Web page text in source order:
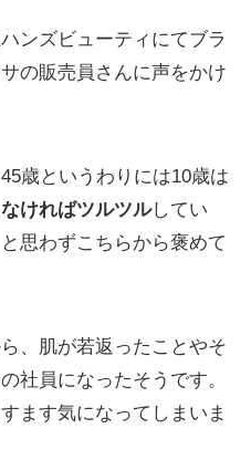
ンズビューティにてブラ
の販売員さんに声をかけ
歳というわりには10歳は
ければツルツルしてい
思わずこちらから褒めて
、肌が若返ったことやそ
社員になったそうです。
ます気になってしまいま